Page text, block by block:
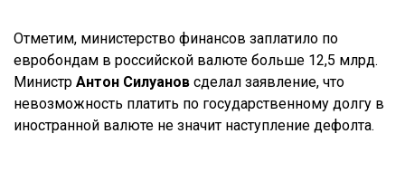
Отметим, министерство финансов заплатило по
евробондам в российской валюте больше 12,5 млрд.
Министр Антон Силуанов сделал заявление, что
невозможность платить по государственному долгу в
иностранной валюте не значит наступление дефолта.